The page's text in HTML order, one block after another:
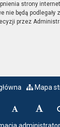
strony
nie będą
przez
Mapa